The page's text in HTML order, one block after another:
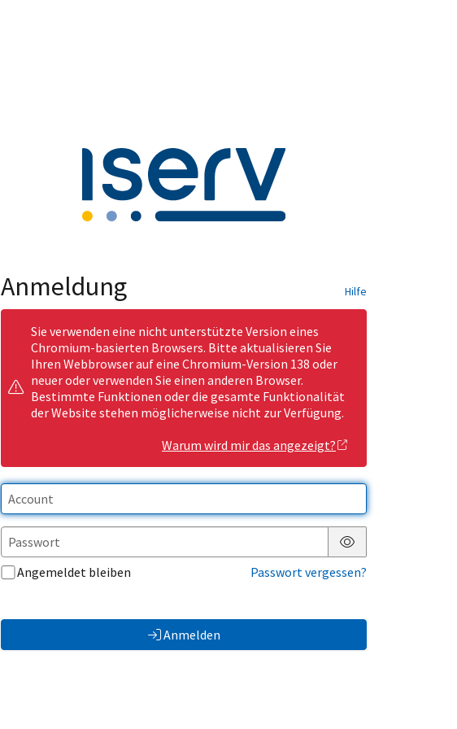
Anmeldung Hilfe
Sie verwenden eine nicht unterstützte Version eines
Chromium-basierten Browsers. Bitte aktualisieren Sie
Ihren Webbrowser auf eine Chromium-Version 138 oder
neuer oder verwenden Sie einen anderen Browser.
Bestimmte Funktionen oder die gesamte Funktionalität
der Website stehen möglicherweise nicht zur Verfügung.
Warum wird mir das angezeigt?
Passwort anzeigen
Angemeldet bleiben
Passwort vergessen?
Anmelden